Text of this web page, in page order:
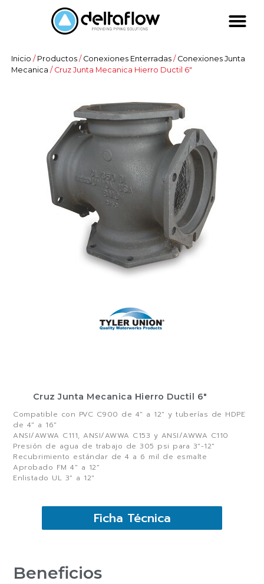
Inicio / Productos/ Conexiones Enterradas/ Conexiones Junta
Mecanica / Cruz Junta Mecanica Hierro Ductil 6″
Cruz Junta Mecanica Hierro Ductil 6″
Compatible con PVC C900 de 4″ a 12″ y tuberías de HDPE
de 4″ a 16″
ANSI/AWWA C111, ANSI/AWWA C153 y ANSI/AWWA C110
Presión de agua de trabajo de 305 psi para 3″-12″
Recubrimiento estándar de 4 a 6 mil de esmalte
Aprobado FM 4″ a 12″
Enlistado UL 3″ a 12″
Ficha Técnica
Beneficios